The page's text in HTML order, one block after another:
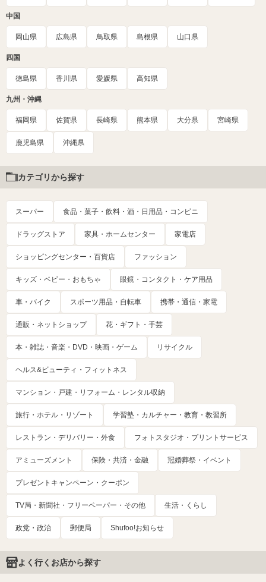
中国
岡山県 広島県 鳥取県 島根県 山口県
四国
徳島県 香川県 愛媛県 高知県
九州・沖縄
福岡県 佐賀県 長崎県 熊本県 大分県 宮崎県
鹿児島県 沖縄県
カテゴリから探す
スーパー 食品・菓子・飲料・酒・日用品・コンビニ
ドラッグストア 家具・ホームセンター 家電店
ショッピングセンター・百貨店 ファッション
キッズ・ベビー・おもちゃ 眼鏡・コンタクト・ケア用品
車・バイク スポーツ用品・自転車 携帯・通信・家電
通販・ネットショップ 花・ギフト・手芸
本・雑誌・音楽・DVD・映画・ゲーム リサイクル
ヘルス&ビューティ・フィットネス
マンション・戸建・リフォーム・レンタル収納
旅行・ホテル・リゾート 学習塾・カルチャー・教育・教習所
レストラン・デリバリー・外食 フォトスタジオ・プリントサービス
アミューズメント 保険・共済・金融 冠婚葬祭・イベント
プレゼントキャンペーン・クーポン
TV局・新聞社・フリーペーパー・その他 生活・くらし
政党・政治 郵便局 Shufoo!お知らせ
よく行くお店から探す